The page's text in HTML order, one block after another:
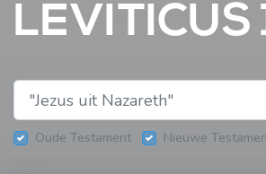
LEVITICUS
Oude Testament Nieuwe